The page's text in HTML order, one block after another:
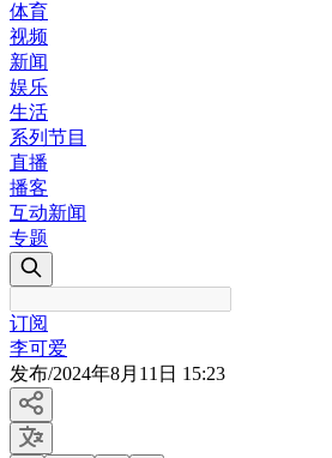
体育
视频
新闻
娱乐
生活
系列节目
直播
播客
互动新闻
专题
订阅
李可爱
发布/2024年8月11日 15:23